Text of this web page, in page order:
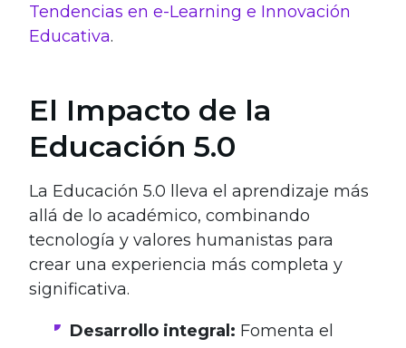
Tendencias en e-Learning e Innovación
Educativa.
El Impacto de la
Educación 5.0
La Educación 5.0 lleva el aprendizaje más
allá de lo académico, combinando
tecnología y valores humanistas para
crear una experiencia más completa y
significativa.
Desarrollo integral: Fomenta el